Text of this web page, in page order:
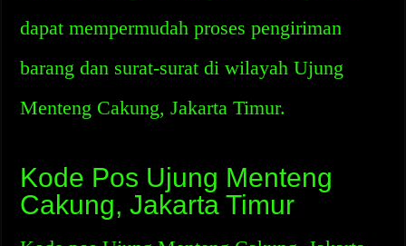
dapat mempermudah proses pengiriman
barang dan surat-surat di wilayah Ujung
Menteng Cakung, Jakarta Timur.
Kode Pos Ujung Menteng
Cakung, Jakarta Timur